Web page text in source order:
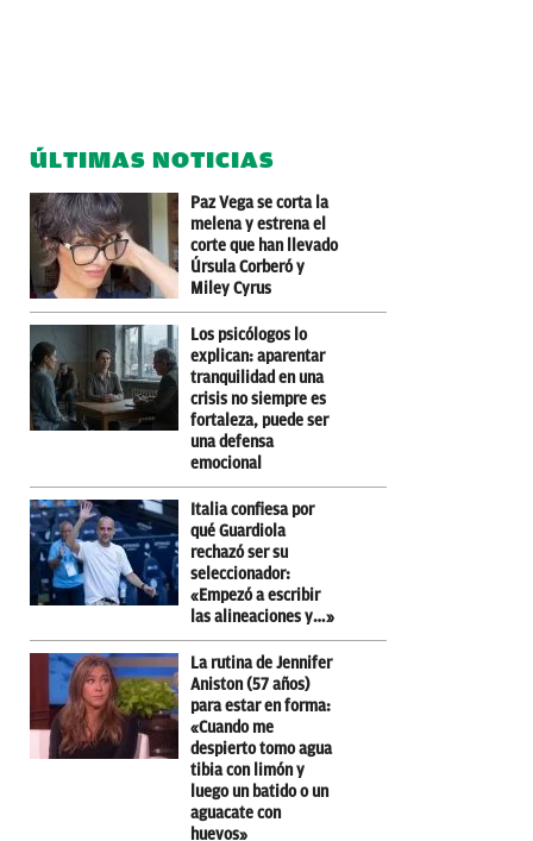
ÚLTIMAS NOTICIAS
Paz Vega se corta la
melena y estrena el
corte que han llevado
Úrsula Corberó y
Miley Cyrus
Los psicólogos lo
explican: aparentar
tranquilidad en una
crisis no siempre es
fortaleza, puede ser
una defensa
emocional
Italia confiesa por
qué Guardiola
rechazó ser su
seleccionador:
«Empezó a escribir
las alineaciones y…»
La rutina de Jennifer
Aniston (57 años)
para estar en forma:
«Cuando me
despierto tomo agua
tibia con limón y
luego un batido o un
aguacate con
huevos»